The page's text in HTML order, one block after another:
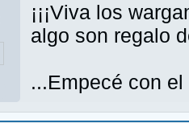
¡¡¡Viva los
algo son regalo
...Empecé con